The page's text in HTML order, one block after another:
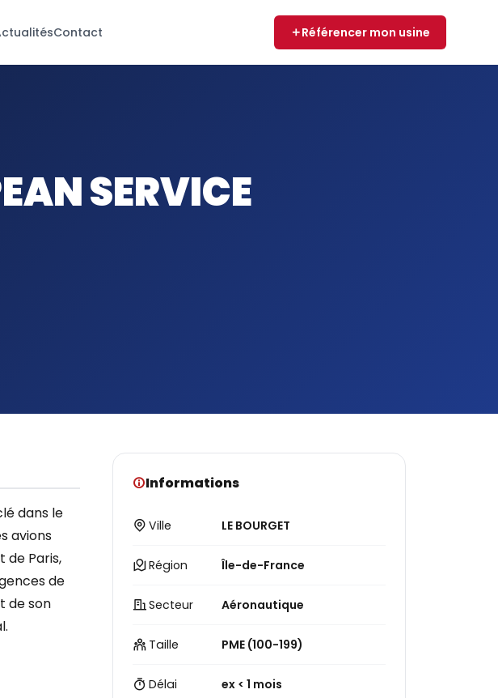
Contact Référencer mon usine
SERVICE
dans le
avions
de Paris,
de
de son
Informations
Ville LE BOURGET
Région Île-de-France
Secteur Aéronautique
Taille PME (100-199)
Délai ex < 1 mois